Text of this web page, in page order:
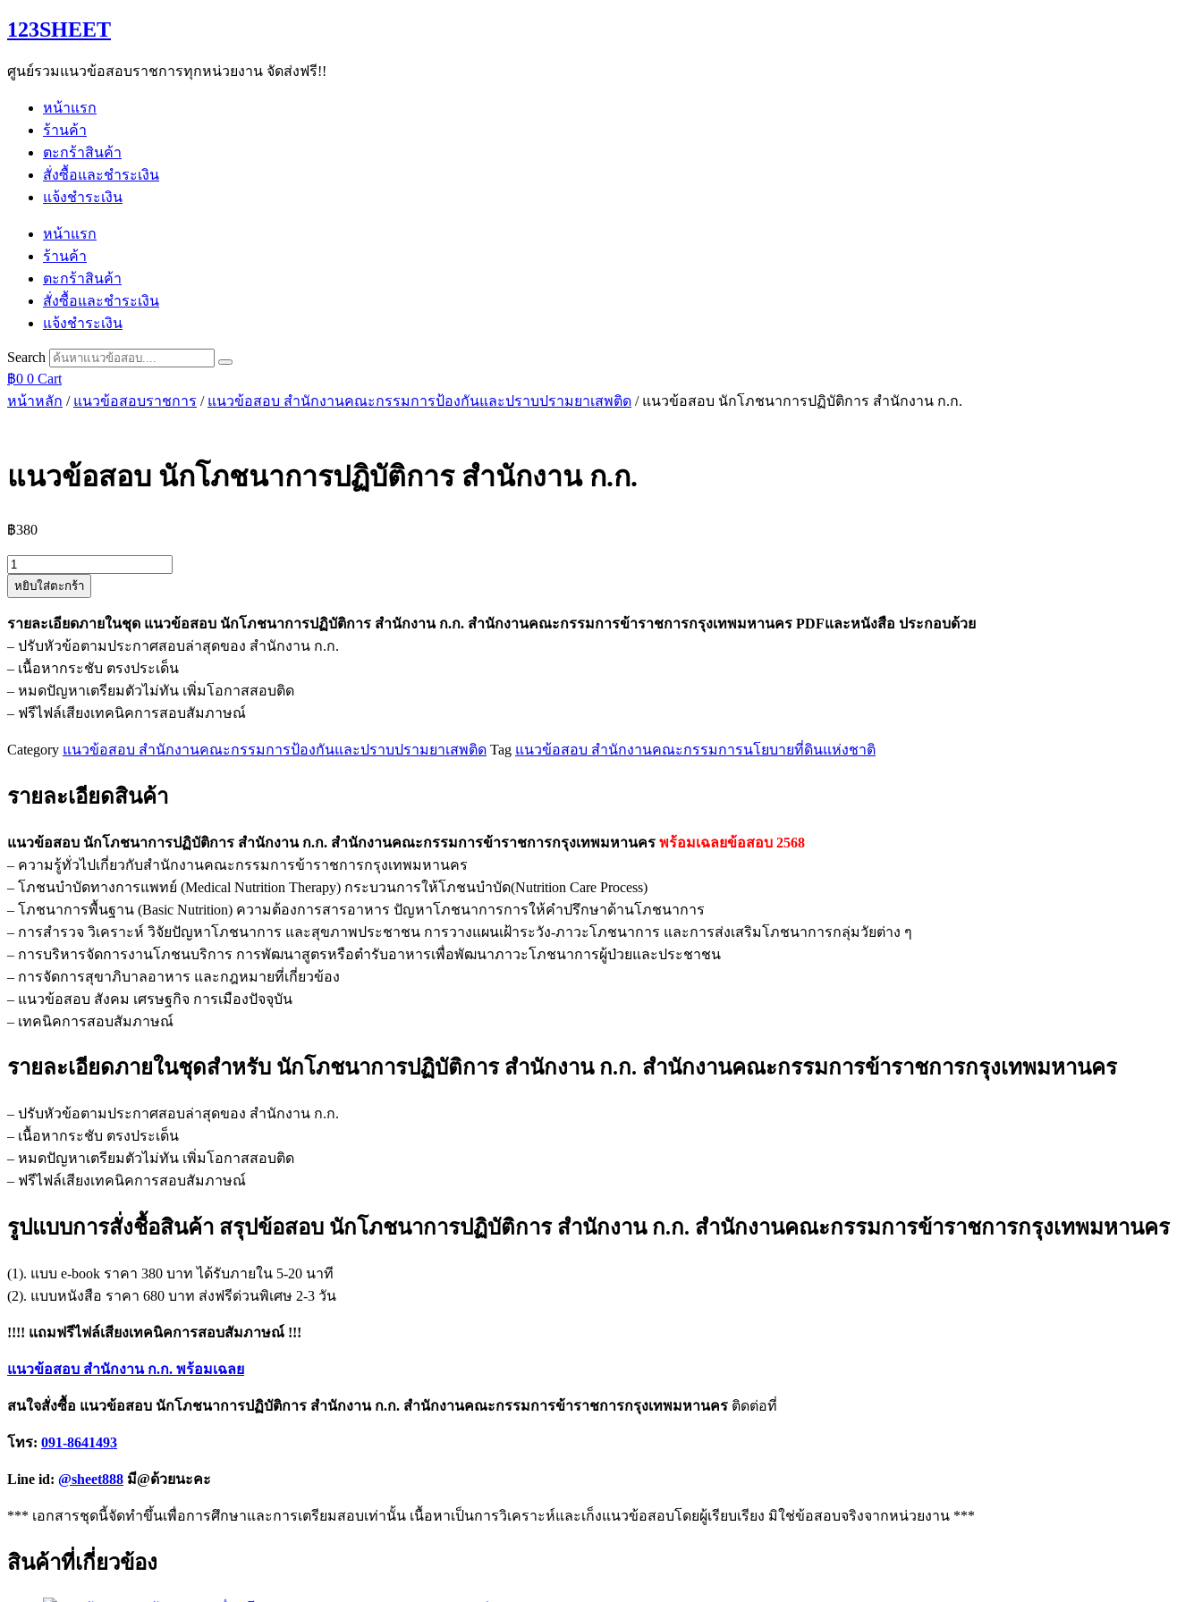
Skip
to
123SHEET
ศูนย์รวมแนวข้อสอบราชการทุกหน่วยงาน จัดส่งฟรี!!
หน้าแรก
ร้านค้า
ตะกร้าสินค้า
สั่งซื้อและชำระเงิน
แจ้งชำระเงิน
หน้าแรก
ร้านค้า
ตะกร้าสินค้า
สั่งซื้อและชำระเงิน
แจ้งชำระเงิน
Search
฿0 0 Cart
หน้าหลัก / แนวข้อสอบราชการ / แนวข้อสอบ สำนักงานคณะกรรมการป้องกันและปราบปรามยาเสพติด / แนวข้อสอบ นักโภชนาการปฏิบัติการ สำนักงาน ก.ก.
แนวข้อสอบ นักโภชนาการปฏิบัติการ สำนักงาน ก.ก.
฿380
จำนวน
แนว
นัก
โภชนาการ
ปฏิบัติ
การ
สำนักงาน
ก.ก.
หยิบใส่ตะกร้า
รายละเอียดภายในชุด แนวข้อสอบ นักโภชนาการปฏิบัติการ สำนักงาน ก.ก. สำนักงานคณะกรรมการข้าราชการกรุงเทพมหานคร PDFและหนังสือ ประกอบด้วย
– ปรับหัวข้อตามประกาศสอบล่าสุดของ สำนักงาน ก.ก.
– เนื้อหากระชับ ตรงประเด็น
– หมดปัญหาเตรียมตัวไม่ทัน เพิ่มโอกาสสอบติด
– ฟรีไฟล์เสียงเทคนิคการสอบสัมภาษณ์
Category แนวข้อสอบ สำนักงานคณะกรรมการป้องกันและปราบปรามยาเสพติด Tag แนวข้อสอบ สำนักงานคณะกรรมการนโยบายที่ดินแห่งชาติ
รายละเอียดสินค้า
แนวข้อสอบ นักโภชนาการปฏิบัติการ สำนักงาน ก.ก. สำนักงานคณะกรรมการข้าราชการกรุงเทพมหานคร พร้อมเฉลยข้อสอบ 2568
– ความรู้ทั่วไปเกี่ยวกับสำนักงานคณะกรรมการข้าราชการกรุงเทพมหานคร
– โภชนบำบัดทางการแพทย์ (Medical Nutrition Therapy) กระบวนการให้โภชนบำบัด(Nutrition Care Process)
– โภชนาการพื้นฐาน (Basic Nutrition) ความต้องการสารอาหาร ปัญหาโภชนาการการให้คำปรึกษาด้านโภชนาการ
– การสำรวจ วิเคราะห์ วิจัยปัญหาโภชนาการ และสุขภาพประชาชน การวางแผนเฝ้าระวัง-ภาวะโภชนาการ และการส่งเสริมโภชนาการกลุ่มวัยต่าง ๆ
– การบริหารจัดการงานโภชนบริการ การพัฒนาสูตรหรือตำรับอาหารเพื่อพัฒนาภาวะโภชนาการผู้ป่วยและประชาชน
– การจัดการสุขาภิบาลอาหาร และกฎหมายที่เกี่ยวข้อง
– แนวข้อสอบ สังคม เศรษฐกิจ การเมืองปัจจุบัน
– เทคนิคการสอบสัมภาษณ์
รายละเอียดภายในชุดสำหรับ นักโภชนาการปฏิบัติการ สำนักงาน ก.ก. สำนักงานคณะกรรมการข้าราชการกรุงเทพมหานคร
– ปรับหัวข้อตามประกาศสอบล่าสุดของ สำนักงาน ก.ก.
– เนื้อหากระชับ ตรงประเด็น
– หมดปัญหาเตรียมตัวไม่ทัน เพิ่มโอกาสสอบติด
– ฟรีไฟล์เสียงเทคนิคการสอบสัมภาษณ์
รูปแบบการสั่งชื้อสินค้า สรุปข้อสอบ นักโภชนาการปฏิบัติการ สำนักงาน ก.ก. สำนักงานคณะกรรมการข้าราชการกรุงเทพมหานคร
(1). แบบ e-book ราคา 380 บาท ได้รับภายใน 5-20 นาที
(2). แบบหนังสือ ราคา 680 บาท ส่งฟรีด่วนพิเศษ 2-3 วัน
!!!! แถมฟรีไฟล์เสียงเทคนิคการสอบสัมภาษณ์ !!!
แนวข้อสอบ สำนักงาน ก.ก. พร้อมเฉลย
สนใจสั่งซื้อ แนวข้อสอบ นักโภชนาการปฏิบัติการ สำนักงาน ก.ก. สำนักงานคณะกรรมการข้าราชการกรุงเทพมหานคร ติดต่อที่
โทร: 091-8641493
Line id: @sheet888 มี@ด้วยนะคะ
*** เอกสารชุดนี้จัดทำขึ้นเพื่อการศึกษาและการเตรียมสอบเท่านั้น เนื้อหาเป็นการวิเคราะห์และเก็งแนวข้อสอบโดยผู้เรียบเรียง มิใช่ข้อสอบจริงจากหน่วยงาน ***
สินค้าที่เกี่ยวข้อง